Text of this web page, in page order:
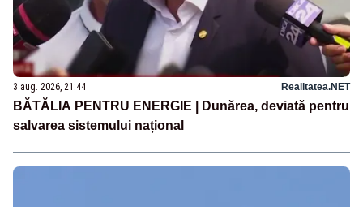
3 aug. 2026, 21:44 Realitatea.NET
BĂTĂLIA PENTRU ENERGIE | Dunărea, deviată pentru
salvarea sistemului național